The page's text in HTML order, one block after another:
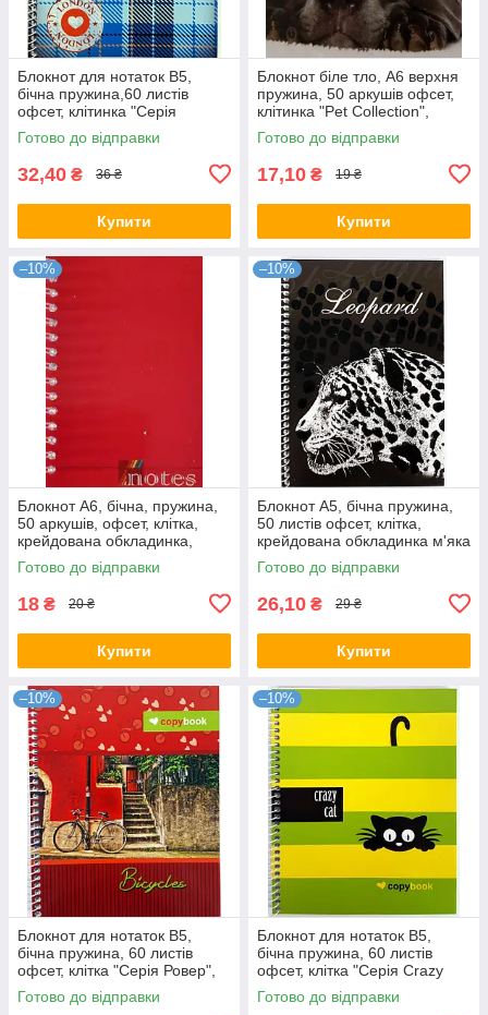
Блокнот для нотаток В5,
бічна пружина,60 листів
офсет, клітинка "Серія
Лондон", обкладинка м'яка
Ц355035У KNZ
Готово до відправки
32,40 ₴ 36 ₴
Купити
Блокнот біле тло, А6 верхня
пружина, 50 аркушів офсет,
клітинка "Pet Collection",
обкладинка м'яка 139001
KNZ
Готово до відправки
17,10 ₴ 19 ₴
Купити
–10%
Блокнот А6, бічна, пружина,
50 аркушів, офсет, клітка,
крейдована обкладинка,
м'яка "Серія Офіс" Ц355021У
KNZ
Готово до відправки
18 ₴ 20 ₴
Купити
–10%
Блокнот А5, бічна пружина,
50 листів офсет, клітка,
крейдована обкладинка м'яка
"Серія Оксамит" Ц355075У
KNZ
Готово до відправки
26,10 ₴ 29 ₴
Купити
–10%
Блокнот для нотаток В5,
бічна пружина, 60 листів
офсет, клітка "Серія Ровер",
обкладинка м'яка Ц355035У
KNZ
Готово до відправки
–10%
Блокнот для нотаток В5,
бічна пружина, 60 листів
офсет, клітка "Серія Crazy
cat", обкладинка м'яка
Ц355035У KNZ
Готово до відправки